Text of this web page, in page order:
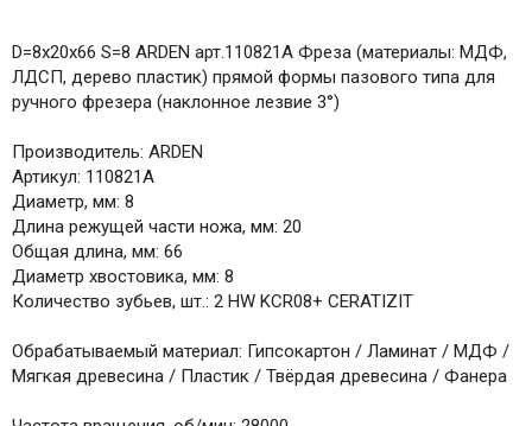
D=8x20x66 S=8 ARDEN арт.110821A Фреза (материалы: МДФ,
ЛДСП, дерево пластик) прямой формы пазового типа для
ручного фрезера (наклонное лезвие 3°)
Производитель: ARDEN
Артикул: 110821A
Диаметр, мм: 8
Длина режущей части ножа, мм: 20
Общая длина, мм: 66
Диаметр хвостовика, мм: 8
Количество зубьев, шт.: 2 HW KCR08+ CERATIZIT
Обрабатываемый материал: Гипсокартон / Ламинат / МДФ /
Мягкая древесина / Пластик / Твёрдая древесина / Фанера